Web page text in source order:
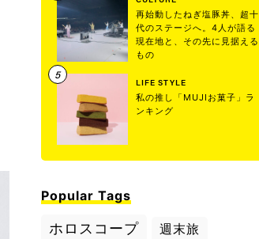
再始動したねぎ塩豚丼、超十
代のステージへ。4人が語る
現在地と、その先に見据える
もの
LIFE STYLE
私の推し「MUJIお菓子」ラ
ンキング
Popular Tags
ホロスコープ 週末旅